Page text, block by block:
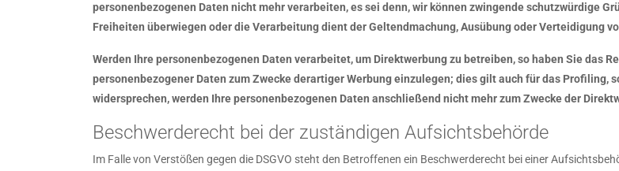
personenbezogenen Daten nicht mehr verarbeiten, es sei denn, wir können zwingende schutzwürdige
Freiheiten überwiegen oder die Verarbeitung dient der Geltendmachung, Ausübung oder Verteidigung
Werden Ihre personenbezogenen Daten verarbeitet, um Direktwerbung zu betreiben, so haben Sie das
personenbezogener Daten zum Zwecke derartiger Werbung einzulegen; dies gilt auch für das Profiling,
widersprechen, werden Ihre personenbezogenen Daten anschließend nicht mehr zum Zwecke der
Beschwerderecht bei der zuständigen Aufsichtsbehörde
Im Falle von Verstößen gegen die DSGVO steht den Betroffenen ein Beschwerderecht bei einer